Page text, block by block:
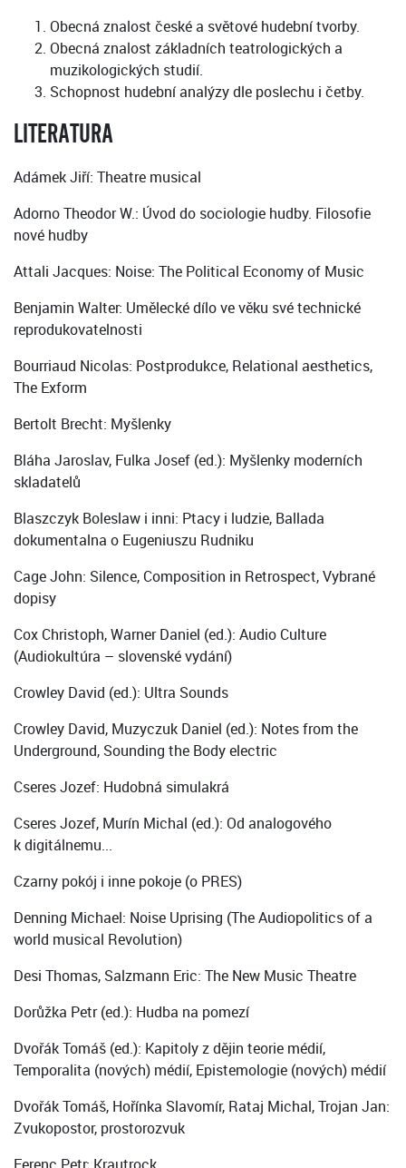
Obecná znalost české a světové hudební tvorby.
Obecná znalost základních teatrologických a
muzikologických studií.
Schopnost hudební analýzy dle poslechu i četby.
LITERATURA
Adámek Jiří: Theatre musical
Adorno Theodor W.: Úvod do sociologie hudby. Filosofie
nové hudby
Attali Jacques: Noise: The Political Economy of Music
Benjamin Walter: Umělecké dílo ve věku své technické
reprodukovatelnosti
Bourriaud Nicolas: Postprodukce, Relational aesthetics,
The Exform
Bertolt Brecht: Myšlenky
Bláha Jaroslav, Fulka Josef (ed.): Myšlenky moderních
skladatelů
Blaszczyk Boleslaw i inni: Ptacy i ludzie, Ballada
dokumentalna o Eugeniuszu Rudniku
Cage John: Silence, Composition in Retrospect, Vybrané
dopisy
Cox Christoph, Warner Daniel (ed.): Audio Culture
(Audiokultúra – slovenské vydání)
Crowley David (ed.): Ultra Sounds
Crowley David, Muzyczuk Daniel (ed.): Notes from the
Underground, Sounding the Body electric
Cseres Jozef: Hudobná simulakrá
Cseres Jozef, Murín Michal (ed.): Od analogového
k digitálnemu...
Czarny pokój i inne pokoje (o PRES)
Denning Michael: Noise Uprising (The Audiopolitics of a
world musical Revolution)
Desi Thomas, Salzmann Eric: The New Music Theatre
Dorůžka Petr (ed.): Hudba na pomezí
Dvořák Tomáš (ed.): Kapitoly z dějin teorie médií,
Temporalita (nových) médií, Epistemologie (nových) médií
Dvořák Tomáš, Hořínka Slavomír, Rataj Michal, Trojan Jan:
Zvukopostor, prostorozvuk